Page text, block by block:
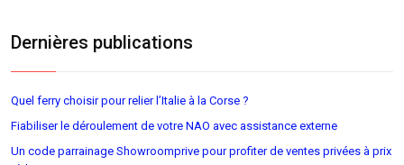
Dernières publications
Quel ferry choisir pour relier l’Italie à la Corse ?
Fiabiliser le déroulement de votre NAO avec assistance externe
Un code parrainage Showroomprive pour profiter de ventes privées à prix